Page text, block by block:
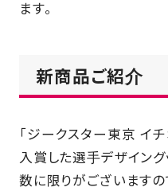
ます。
新商品ご紹介
「ジークスター東京 イ
入賞した選手デザイング
数に限りがございます